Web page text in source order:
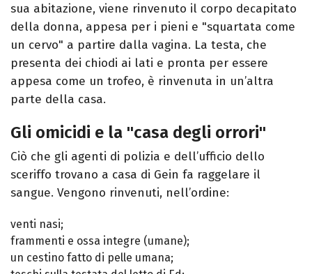
sua abitazione, viene rinvenuto il corpo decapitato
della donna, appesa per i pieni e "squartata come
un cervo" a partire dalla vagina. La testa, che
presenta dei chiodi ai lati e pronta per essere
appesa come un trofeo, è rinvenuta in un’altra
parte della casa.
Gli omicidi e la "casa degli orrori"
Ciò che gli agenti di polizia e dell’ufficio dello
sceriffo trovano a casa di Gein fa raggelare il
sangue. Vengono rinvenuti, nell’ordine:
venti nasi;
frammenti e ossa integre (umane);
un cestino fatto di pelle umana;